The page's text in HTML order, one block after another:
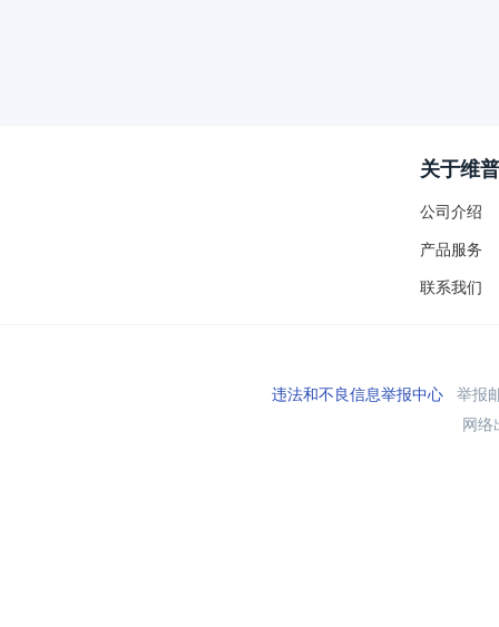
关于维普
公司介绍
产品服务
联系我们
违法和不良信息举报中心举报
网